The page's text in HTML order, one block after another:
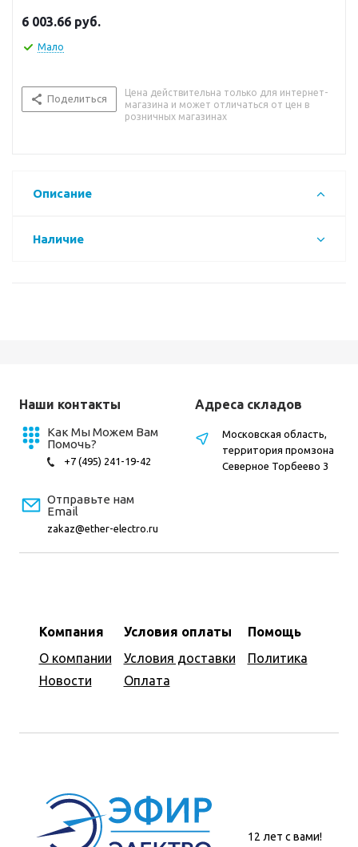
6 003.66 руб.
Мало
Поделиться
Цена действительна только для интернет-
магазина и может отличаться от цен в
розничных магазинах
Описание
Наличие
Наши контакты
Как Мы Можем Вам
Помочь?
+7 (495) 241-19-42
Отправьте нам
Email
zakaz@ether-electro.ru
Компания
О компании
Новости
Условия оплаты
Условия доставки
Оплата
Помощь
Политика
Адреса складов
Московская область,
территория промзона
Северное Торбеево 3
12 лет с вами!